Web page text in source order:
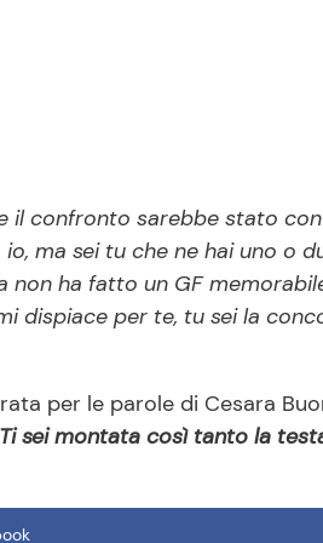
il confronto sarebbe stato
ma sei tu che ne hai uno o
non ha fatto un GF
dispiace per te, tu sei la
per le parole di Cesara
sei montata così tanto la